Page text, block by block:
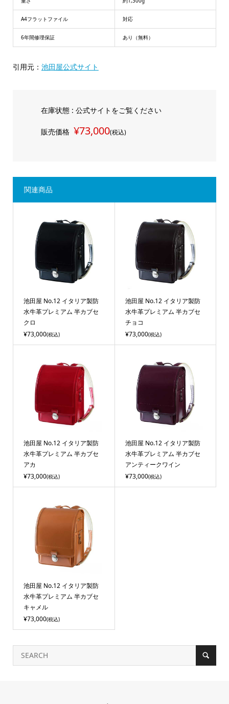
A4フラットファイル 対応
6年間修理保証 あり（無料）
引用元： 池田屋公式サイト
在庫状態 : 公式サイトをご覧ください
販売価格 ¥73,000(税込)
関連商品
池田屋 No.12 イタリア製防
水牛革プレミアム 半カブセ
クロ
¥73,000(税込)
池田屋 No.12 イタリア製防
水牛革プレミアム 半カブセ
チョコ
¥73,000(税込)
池田屋 No.12 イタリア製防
水牛革プレミアム 半カブセ
アカ
¥73,000(税込)
池田屋 No.12 イタリア製防
水牛革プレミアム 半カブセ
アンティークワイン
¥73,000(税込)
池田屋 No.12 イタリア製防
水牛革プレミアム 半カブセ
キャメル
¥73,000(税込)